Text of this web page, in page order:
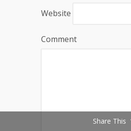
Website
Comment
Share This